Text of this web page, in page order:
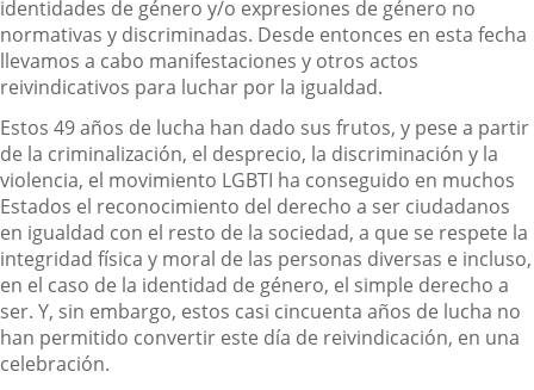
identidades de género y/o expresiones de género no
normativas y discriminadas. Desde entonces en esta fecha
llevamos a cabo manifestaciones y otros actos
reivindicativos para luchar por la igualdad.
Estos 49 años de lucha han dado sus frutos, y pese a partir
de la criminalización, el desprecio, la discriminación y la
violencia, el movimiento LGBTI ha conseguido en muchos
Estados el reconocimiento del derecho a ser ciudadanos
en igualdad con el resto de la sociedad, a que se respete la
integridad física y moral de las personas diversas e incluso,
en el caso de la identidad de género, el simple derecho a
ser. Y, sin embargo, estos casi cincuenta años de lucha no
han permitido convertir este día de reivindicación, en una
celebración.